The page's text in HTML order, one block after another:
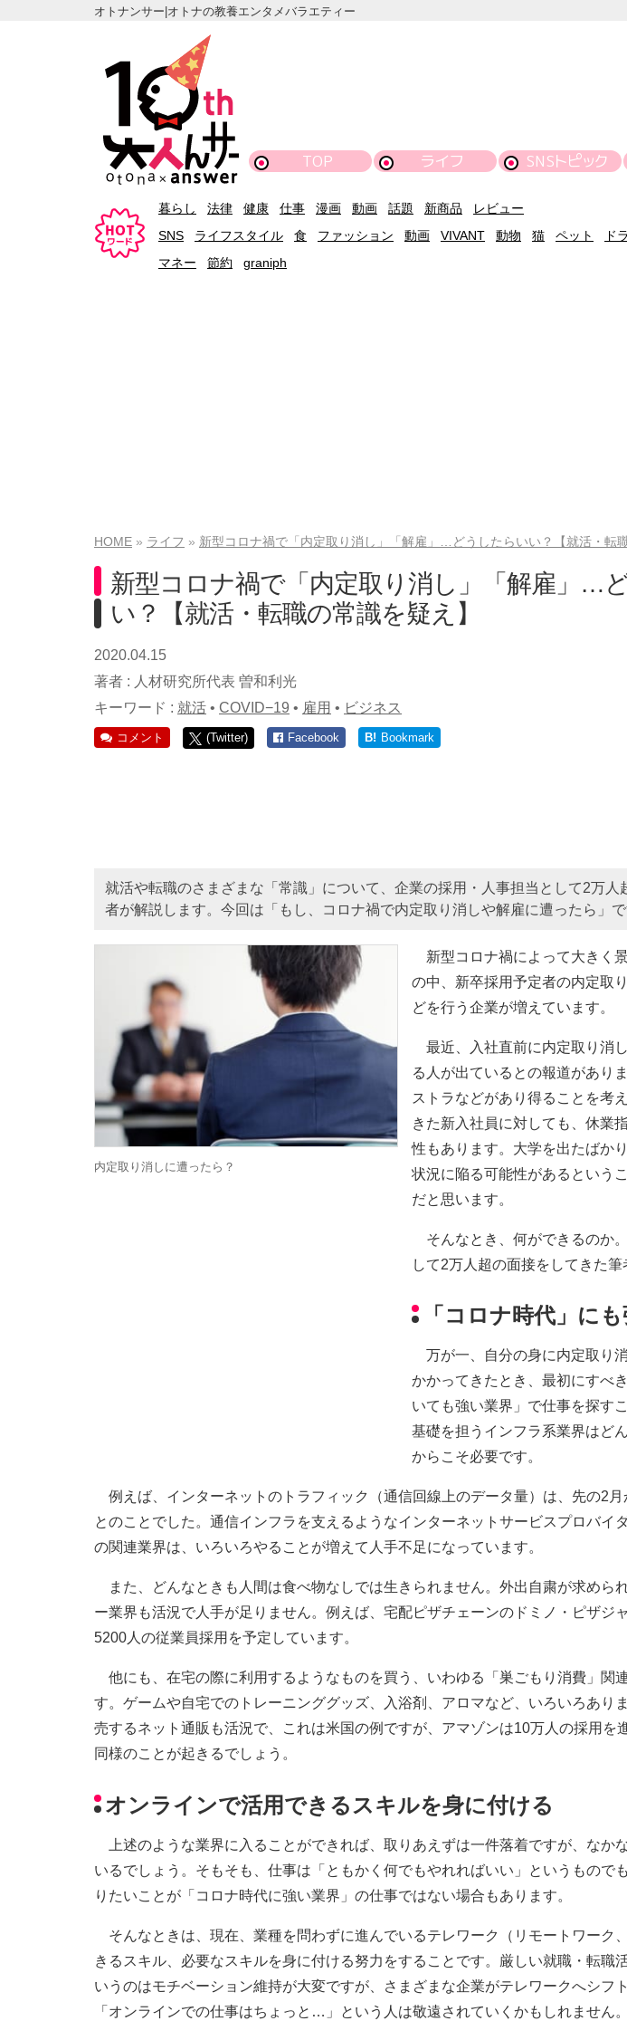
オトナンサー|オトナの教養エンタメバラエティー
TOP ライフ SNSトピック
暮らし 法律 健康 仕事 漫画 動画 話題 新商品
レビュー
SNS
ライフスタイル 食 ファッション 動画 VIVANT 動物 猫 ペット ド
マネー
節約 graniph
HOME ライフ 新型コロナ禍で「内定取り消し」「解雇」…どうしたらいい？【就活・転
新型コロナ禍で「内定取り消し」「解雇」…
い？【就活・転職の常識を疑え】
2020.04.15
著者 : 人材研究所代表 曽和利光
キーワード : 就活 • COVID−19 • 雇用 • ビジネス
コメント (Twitter) Facebook B! Bookmark
就活や転職のさまざまな「常識」について、企業の採用・人事担当として2万人
者が解説します。今回は「もし、コロナ禍で内定取り消しや解雇に遭ったら」で
内定取り消しに遭ったら？
新型コロナ禍によって大きく
の中、新卒採用予定者の内定取
どを行う企業が増えています。
最近、入社直前に内定取り消
る人が出ているとの報道があり
ストラなどがあり得ることを考
きた新入社員に対しても、休業
性もあります。大学を出たばか
状況に陥る可能性があるという
だと思います。
そんなとき、何ができるのか
して2万人超の面接をしてきた筆
「コロナ時代」に
万が一、自分の身に内定取り
かかってきたとき、最初にすべ
いても強い業界」で仕事を探す
基礎を担うインフラ系業界はど
からこそ必要です。
例えば、インターネットのトラフィック（通信回線上のデータ量）は、先の2月
とのことでした。通信インフラを支えるようなインターネットサービスプロバイ
の関連業界は、いろいろやることが増えて人手不足になっています。
また、どんなときも人間は食べ物なしでは生きられません。外出自粛が求めら
ー業界も活況で人手が足りません。例えば、宅配ピザチェーンのドミノ・ピザジ
5200人の従業員採用を予定しています。
他にも、在宅の際に利用するようなものを買う、いわゆる「巣ごもり消費」関
す。ゲームや自宅でのトレーニンググッズ、入浴剤、アロマなど、いろいろあり
売するネット通販も活況で、これは米国の例ですが、アマゾンは10万人の採用を
同様のことが起きるでしょう。
オンラインで活用できるスキルを身に付ける
上述のような業界に入ることができれば、取りあえずは一件落着ですが、なか
いるでしょう。そもそも、仕事は「ともかく何でもやれればいい」というもので
りたいことが「コロナ時代に強い業界」の仕事ではない場合もあります。
そんなときは、現在、業種を問わずに進んでいるテレワーク（リモートワーク
きるスキル、必要なスキルを身に付ける努力をすることです。厳しい就職・転職
いうのはモチベーション維持が大変ですが、さまざまな企業がテレワークへシフ
「オンラインでの仕事はちょっと…」という人は敬遠されていくかもしれません。